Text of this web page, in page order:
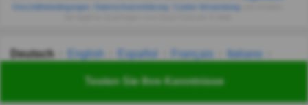
Testen Sie Ihre Kenntnisse
Geschäftsbedingungen
Datenschutzerklärung Cookie-Verwendung
Deutsch English Español Français
Italiano
Українська हिन्दी 한국어 汉语